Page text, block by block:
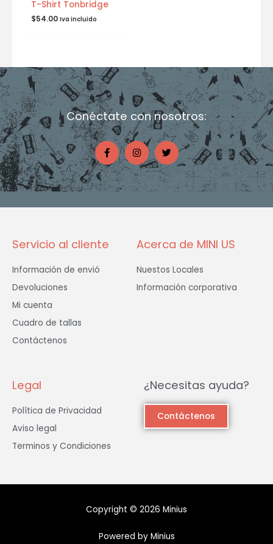
T-Shirt Tonbridge
$54.00 Iva incluido
Conéctate con nosotros:
F
a
c
e
b
o
o
I
n
s
t
a
g
r
T
w
i
t
t
e
Servicio al cliente
Información de envió
Devoluciones
Mi cuenta
Cuadro de tallas
Contáctenos
Acerca de MINI US
Nuestos Locales
Información corporativa
Legal
Política de Privacidad
Aviso legal
Terminos y Condiciones
¿Necesitas ayuda?
Contáctenos
Copyright © 2026 Minius
Powered by Minius